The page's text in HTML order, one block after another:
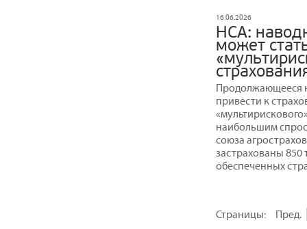
16.06.2026
НСА:
может
Продолжающееся
привести к
наибольшим
союза
застрахованы 850
обеспеченных
Страницы: Пред.